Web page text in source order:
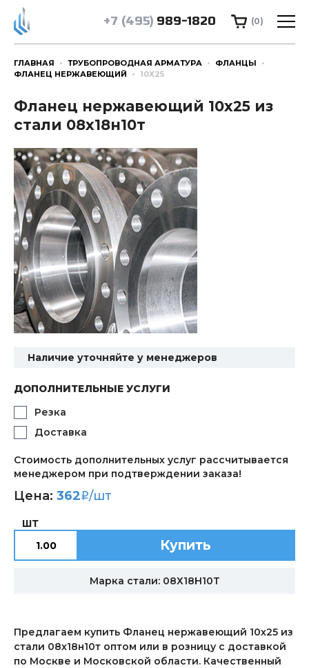
+7 (495) 989-1820 (0)
ГЛАВНАЯ ТРУБОПРОВОДНАЯ АРМАТУРА
ФЛАНЦЫ
ФЛАНЕЦ НЕРЖАВЕЮЩИЙ
10Х25
Фланец нержавеющий 10х25 из
стали 08х18н10т
Наличие уточняйте у менеджеров
ДОПОЛНИТЕЛЬНЫЕ УСЛУГИ
Резка
Доставка
Стоимость дополнительных услуг рассчитывается
менеджером при подтверждении заказа!
Цена: 362i/шт
ШТ
Купить
Марка стали: 08Х18Н10Т
Предлагаем купить Фланец нержавеющий 10х25 из
стали 08х18н10т оптом или в розницу с доставкой
по Москве и Московской области. Качественный